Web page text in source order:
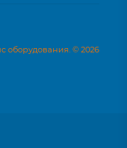
оборудования. © 2026